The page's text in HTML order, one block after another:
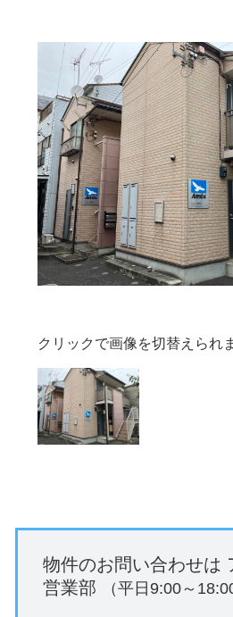
クリックで画像を切替えられ
物件のお問い合わせは
営業部
（平日9:00～